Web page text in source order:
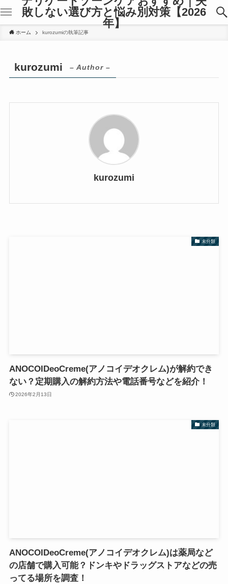
敗しない選び方と悩み別対策【2026
年】
ホーム kurozumiの執筆記事
kurozumi – Author –
kurozumi
未分類
ANOCOIDeoCreme(アノコイデオクレム)が解約でき
ない？定期購入の解約方法や電話番号などを紹介！
2026年2月13日
未分類
ANOCOIDeoCreme(アノコイデオクレム)は薬局など
の店舗で購入可能？ドンキやドラッグストアなどの売
ってる場所を調査！